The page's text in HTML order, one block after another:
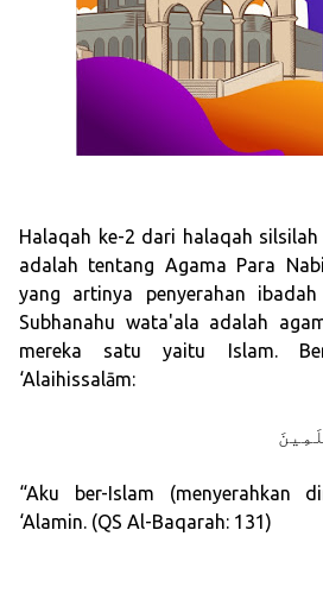
Halaqah ke-2 dari halaqah
adalah tentang Agama Para
yang artinya penyerahan
Subhanahu wata'ala adalah
mereka satu yaitu Islam.
‘Alaihissalām:
“Aku ber-Islam (menyerahkan
‘Alamin. (QS Al-Baqarah: 131)